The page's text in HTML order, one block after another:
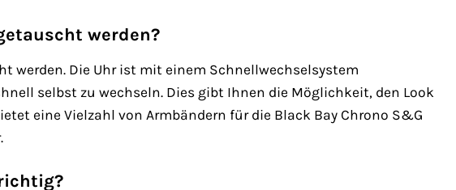
werden?
werden. Die Uhr ist mit einem Schnellwechselsystem
selbst zu wechseln. Dies gibt Ihnen die Möglichkeit, den Look
eine Vielzahl von Armbändern für die Black Bay Chrono S&G